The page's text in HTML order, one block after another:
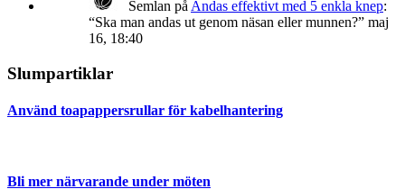
Semlan på Andas effektivt med 5 enkla knep:
“Ska man andas ut genom näsan eller munnen?” maj
16, 18:40
Slumpartiklar
Använd toapappersrullar för kabelhantering
Bli mer närvarande under möten